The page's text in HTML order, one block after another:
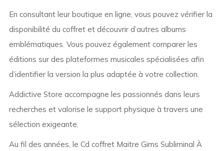
En consultant leur boutique en ligne, vous pouvez vérifier la
disponibilité du coffret et découvrir d’autres albums
emblématiques. Vous pouvez également comparer les
éditions sur des plateformes musicales spécialisées afin
d’identifier la version la plus adaptée à votre collection.
Addictive Store accompagne les passionnés dans leurs
recherches et valorise le support physique à travers une
sélection exigeante.
Au fil des années, le Cd coffret Maitre Gims Subliminal À